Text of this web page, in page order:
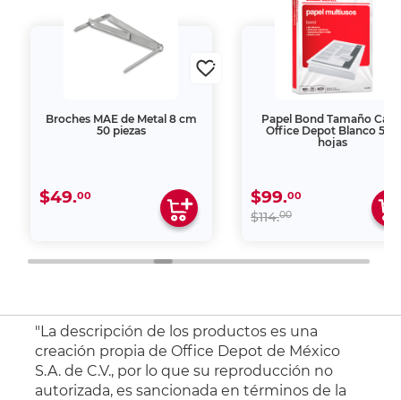
Broches MAE de Metal 8 cm
50 piezas
$49.00
Papel Bond Tamaño
Office Depot Blanco 500
hojas
$99.00
$114.00
"La descripción de los productos es una
creación propia de Office Depot de México
S.A. de C.V., por lo que su reproducción no
autorizada, es sancionada en términos de la